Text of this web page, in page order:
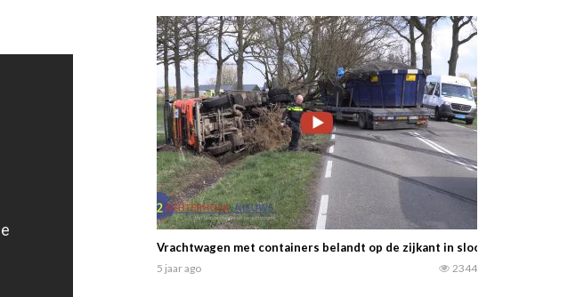
Vrachtwagen met containers belandt op de zijkant in sloot bij
5 jaar ago 2344